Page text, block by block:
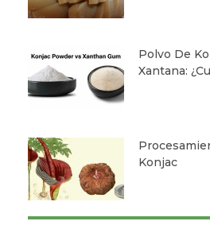
Polvo De
Xantana:
Konjac